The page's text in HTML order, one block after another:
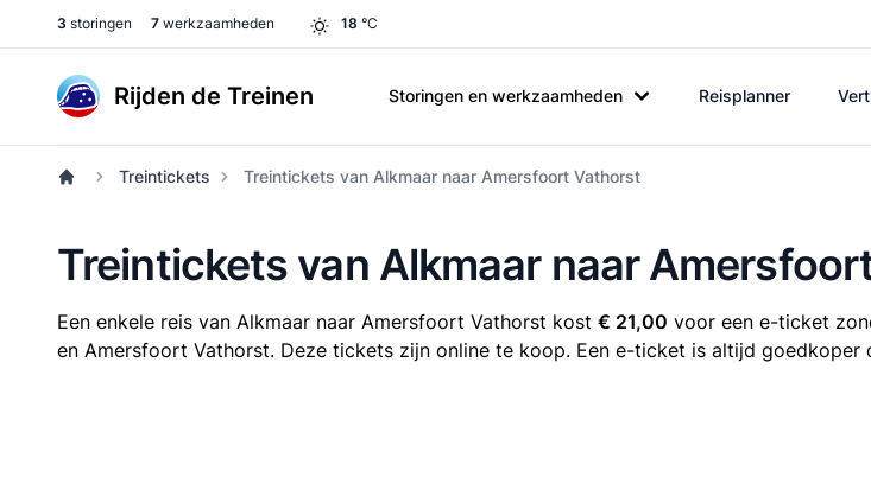
3 storingen 7 werkzaamheden 18 °C
Rijden de Treinen Storingen en werkzaamheden Reisplanner
Treintickets Treintickets van Alkmaar naar Amersfoort Vathorst
Treintickets van Alkmaar naar
Een enkele reis van Alkmaar naar Amersfoort Vathorst kost € 21,00 voor een e-ticket
en Amersfoort Vathorst. Deze tickets zijn online te koop. Een e-ticket is altijd